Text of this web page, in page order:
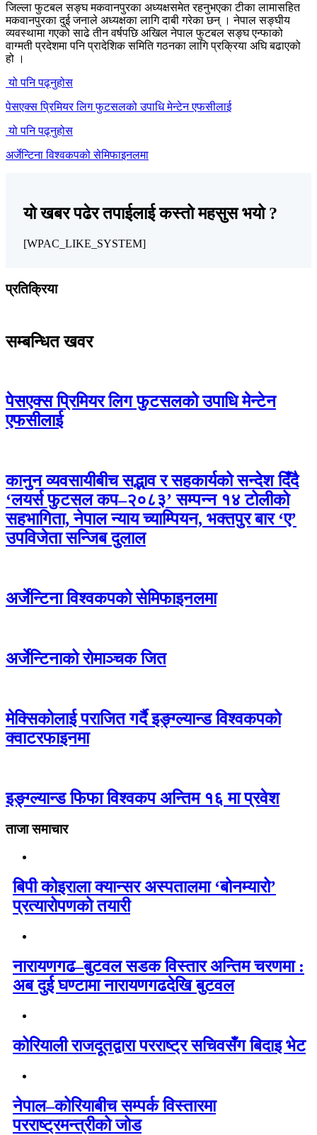
जिल्ला फुटबल सङ्घ मकवानपुरका अध्यक्षसमेत रहनुभएका टीका लामासहित
मकवानपुरका दुई जनाले अध्यक्षका लागि दाबी गरेका छन् । नेपाल सङ्घीय
व्यवस्थामा गएको साढे तीन वर्षपछि अखिल नेपाल फुटबल सङ्घ एन्फाको
वाग्मती प्रदेशमा पनि प्रादेशिक समिति गठनका लागि प्रक्रिया अघि बढाएको
हो ।
यो पनि पढ्नुहोस
पेसएक्स प्रिमियर लिग फुटसलको उपाधि मेन्टेन एफसीलाई
यो पनि पढ्नुहोस
अर्जेन्टिना विश्वकपको सेमिफाइनलमा
यो खबर पढेर तपाईलाई कस्तो महसुस भयो ?
[WPAC_LIKE_SYSTEM]
प्रतिक्रिया
सम्बन्धित खवर
पेसएक्स प्रिमियर लिग फुटसलको उपाधि मेन्टेन
एफसीलाई
कानुन व्यवसायीबीच सद्भाव र सहकार्यको सन्देश दिँदै
‘लयर्स फुटसल कप–२०८३’ सम्पन्न १४ टोलीको
सहभागिता, नेपाल न्याय च्याम्पियन, भक्तपुर बार ‘ए’
उपविजेता सन्जिब दुलाल
अर्जेन्टिना विश्वकपको सेमिफाइनलमा
अर्जेन्टिनाको रोमाञ्चक जित
मेक्सिकोलाई पराजित गर्दै इङ्ग्ल्यान्ड विश्वकपको
क्वाटरफाइनमा
इङ्ग्ल्यान्ड फिफा विश्वकप अन्तिम १६ मा प्रवेश
ताजा समाचार
बिपी कोइराला क्यान्सर अस्पतालमा ‘बोनम्यारो’
प्रत्यारोपणको तयारी
नारायणगढ–बुटवल सडक विस्तार अन्तिम चरणमा :
अब दुई घण्टामा नारायणगढदेखि बुटवल
कोरियाली राजदूतद्वारा परराष्ट्र सचिवसँग बिदाइ भेट
नेपाल–कोरियाबीच सम्पर्क विस्तारमा
परराष्ट्रमन्त्रीको जोड